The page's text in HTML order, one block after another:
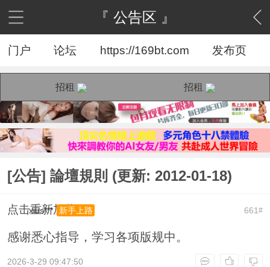
『 公告区 』
门户 论坛 https://169bt.com 发布页
招租 招租
[公告] 論壇規則 (更新: 2012-01-18)
点击重新加载 661#
xius*** 新手上路
感谢悉心指导，学习各项版规中。
2026-3-29 09:47:50